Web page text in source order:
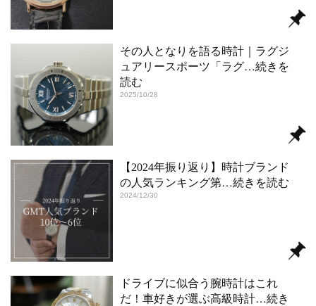
その人となりを語る時計｜ラグジ
ュアリースポーツ「ラグ…続きを
読む
2025/10/28
【2024年振り返り】時計ブランド
の人気ランキング第…続きを読む
2024/12/30
ドライブに似合う腕時計はこれ
だ！車好きが選ぶ高級時計…続き